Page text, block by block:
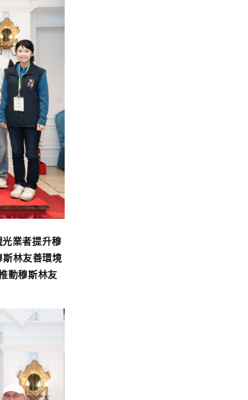
業者提升穆
林友善環境
動穆斯林友